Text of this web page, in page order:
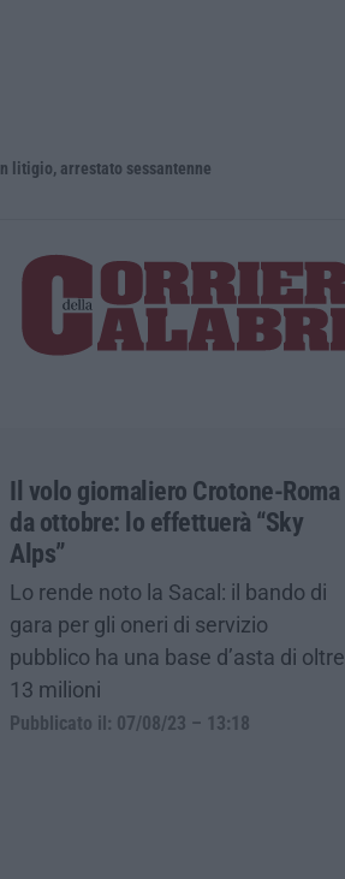
arrestato sessantenne
Il volo giornaliero Crotone-Roma
da ottobre: lo effettuerà “Sky
Alps”
Lo rende noto la Sacal: il bando di
gara per gli oneri di servizio
pubblico ha una base d’asta di oltre
13 milioni
Pubblicato il: 07/08/23 – 13:18